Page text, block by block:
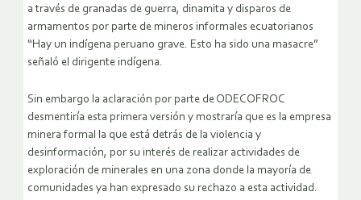
a través de granadas de guerra, dinamita y disparos de
armamentos por parte de mineros informales ecuatorianos
“Hay un indígena peruano grave. Esto ha sido una masacre”
señaló el dirigente indígena.
Sin embargo la aclaración por parte de ODECOFROC
desmentiría esta primera versión y mostraría que es la empresa
minera formal la que está detrás de la violencia y
desinformación, por su interés de realizar actividades de
exploración de minerales en una zona donde la mayoría de
comunidades ya han expresado su rechazo a esta actividad.